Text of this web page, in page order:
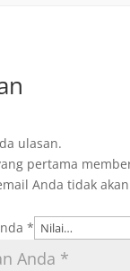
ulasan.
pertama
Anda tidak
*